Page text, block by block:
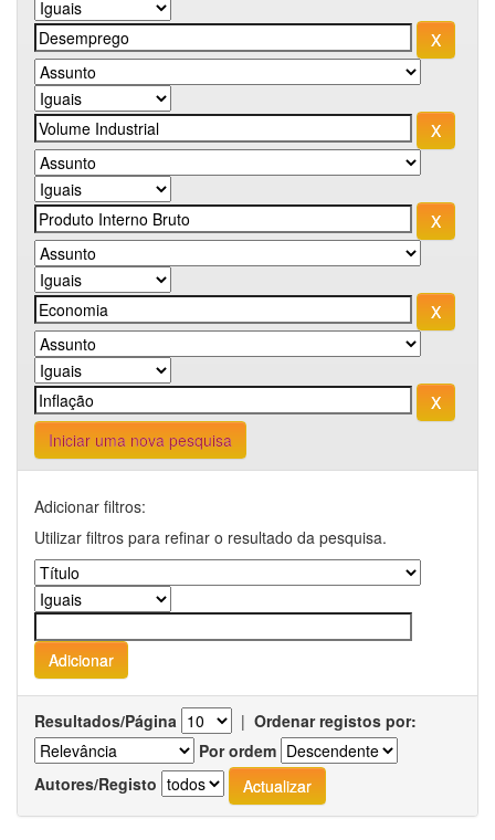
Iniciar uma nova pesquisa
Adicionar filtros:
Utilizar filtros para refinar o resultado da pesquisa.
Resultados/Página | Ordenar registos por:
Por ordem
Autores/Registo